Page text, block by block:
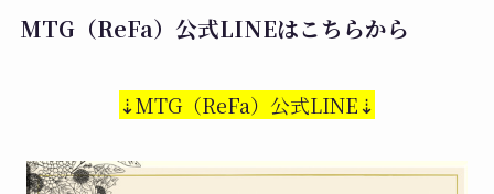
MTG（ReFa）公式LINEはこちらから
⇣MTG（ReFa）公式LINE⇣